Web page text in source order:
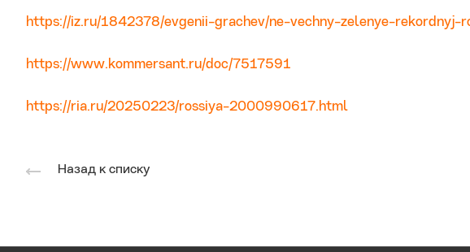
https://iz.ru/1842378/evgenii-grachev/ne-vechny-zelenye-
https://www.kommersant.ru/doc/7517591
https://ria.ru/20250223/rossiya-2000990617.html
Назад к списку